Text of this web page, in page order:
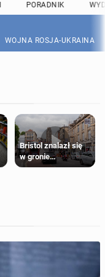
PORADNIK
WOJNA ROSJA-UKRAINA
Bristol znalazł się
w gronie
najlepszych